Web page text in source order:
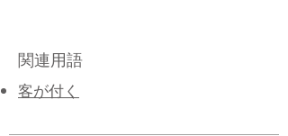
関連用語
客が付く